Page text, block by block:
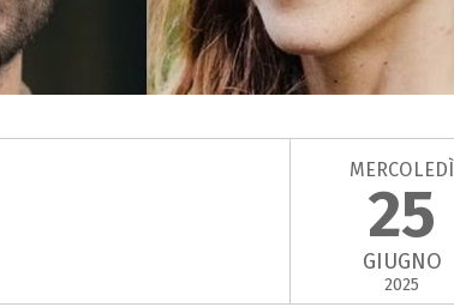
MERCOLEDÌ
25
GIUGNO
2025